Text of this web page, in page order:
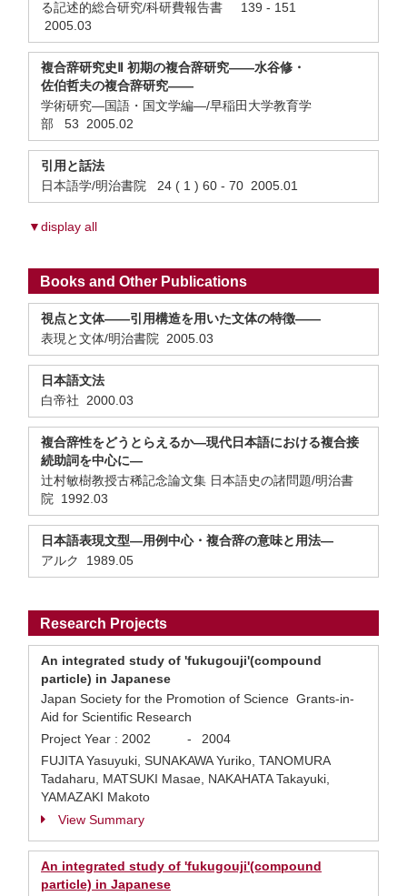
る記述的総合研究/科研費報告書 139 - 151
2005.03
複合辞研究史Ⅱ 初期の複合辞研究——水谷修・
佐伯哲夫の複合辞研究——
学術研究—国語・国文学編—/早稲田大学教育学
部 53 2005.02
引用と話法
日本語学/明治書院 24 ( 1 ) 60 - 70 2005.01
▼display all
Books and Other Publications
視点と文体——引用構造を用いた文体の特徴——
表現と文体/明治書院 2005.03
日本語文法
白帝社 2000.03
複合辞性をどうとらえるか—現代日本語における複合接
続助詞を中心に—
辻村敏樹教授古稀記念論文集 日本語史の諸問題/明治書
院 1992.03
日本語表現文型—用例中心・複合辞の意味と用法—
アルク 1989.05
Research Projects
An integrated study of 'fukugouji'(compound
particle) in Japanese
Japan Society for the Promotion of Science Grants-in-
Aid for Scientific Research
Project Year : 2002 -
2004
FUJITA Yasuyuki, SUNAKAWA Yuriko, TANOMURA
Tadaharu, MATSUKI Masae, NAKAHATA Takayuki,
YAMAZAKI Makoto
View Summary
An integrated study of 'fukugouji'(compound
particle) in Japanese